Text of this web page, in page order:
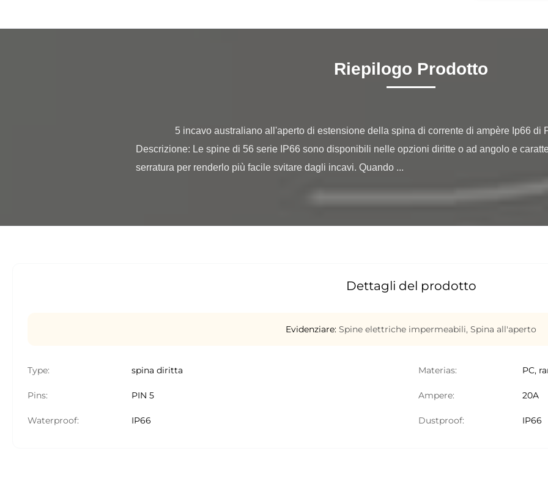
Riepilogo Prodotto
Descrizione: Le spine di 56 serie IP66 sono disponibili nelle opzioni diritte o ad angolo e
serratura per renderlo più facile svitare dagli incavi. Quando ...
Dettagli del prodotto
Evidenziare: Spine elettriche impermeabili, Spina all'aperto
Type: spina diritta Materias: PC,
Pins: PIN 5 Ampere: 20A
Waterproof: IP66 Dustproof: IP66